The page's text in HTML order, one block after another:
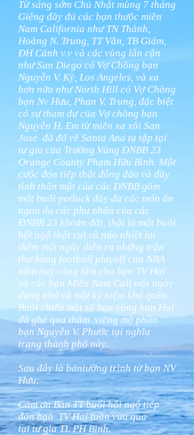
Từ sáng sớm Chủ Nhật mùng 7 tháng
Giêng đầy đủ các bạn thưộc miền
Nam California như TN Thành,
Hoàng N. Trung, TT Vân, TB Giám,
ĐH Cảnh v.v và các vùng lân cận
như San Diego có Vợ Chồng bạn
Nguyễn V. Kỳ, Los Angeles, và xa
hơn nữa như North Hill có Vợ Chồng
bạn Nv Hưu, Phan V. Trung, đặc biệt
có sự tham dự của Vợ chồng bạn
Nguyễn H. Em từ miền xa xôi San
Jose đã đổ về Santa Ana tụ tập tại
tư gia của Trưởng Vùng ĐNBB 23
Orange County Phạm Hữu Bình. Một
cưộc đón tiếp thật đông đảo và đầy
tình thân mật của các ĐNBB gồm
một buổi potluck đầy đủ các món ăn
ngon do các phu nhân của các
ĐNBB 23 khoản đãi, thật là một buổi
hội ngộ thật vui và náo nhiệt lại
thêm một ngày diễn ra những trận
thư hùng football playoff của NBA
năm nay càng làm cho bạn TV Hai
và các bạn Miền Nam Cali một ngày
đáng nhớ và một kỷ niệm khó quên.
Buổi chiều một số bạn cùng bạn Hai
đã ghé qua thăm viếng mộ phần
bạn Nguyễn V. Phước tại nghĩa
trang thành phố này.
Sau đây là bảntường trình từ bạn NV
Hưu:
Cảm ơn Ban TT buổi hội ngộ tiếp
đón bạn TV Hai tuần vừa qua
tại tư gia TL PH Bình.